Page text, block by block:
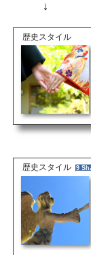
↓
歴史スタイル
歴史スタイル 9